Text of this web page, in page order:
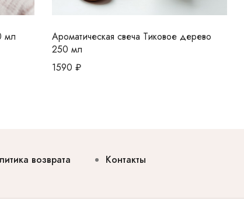
мл
Ароматическая свеча Тиковое дерево
250 мл
1590 ₽
возврата Контакты